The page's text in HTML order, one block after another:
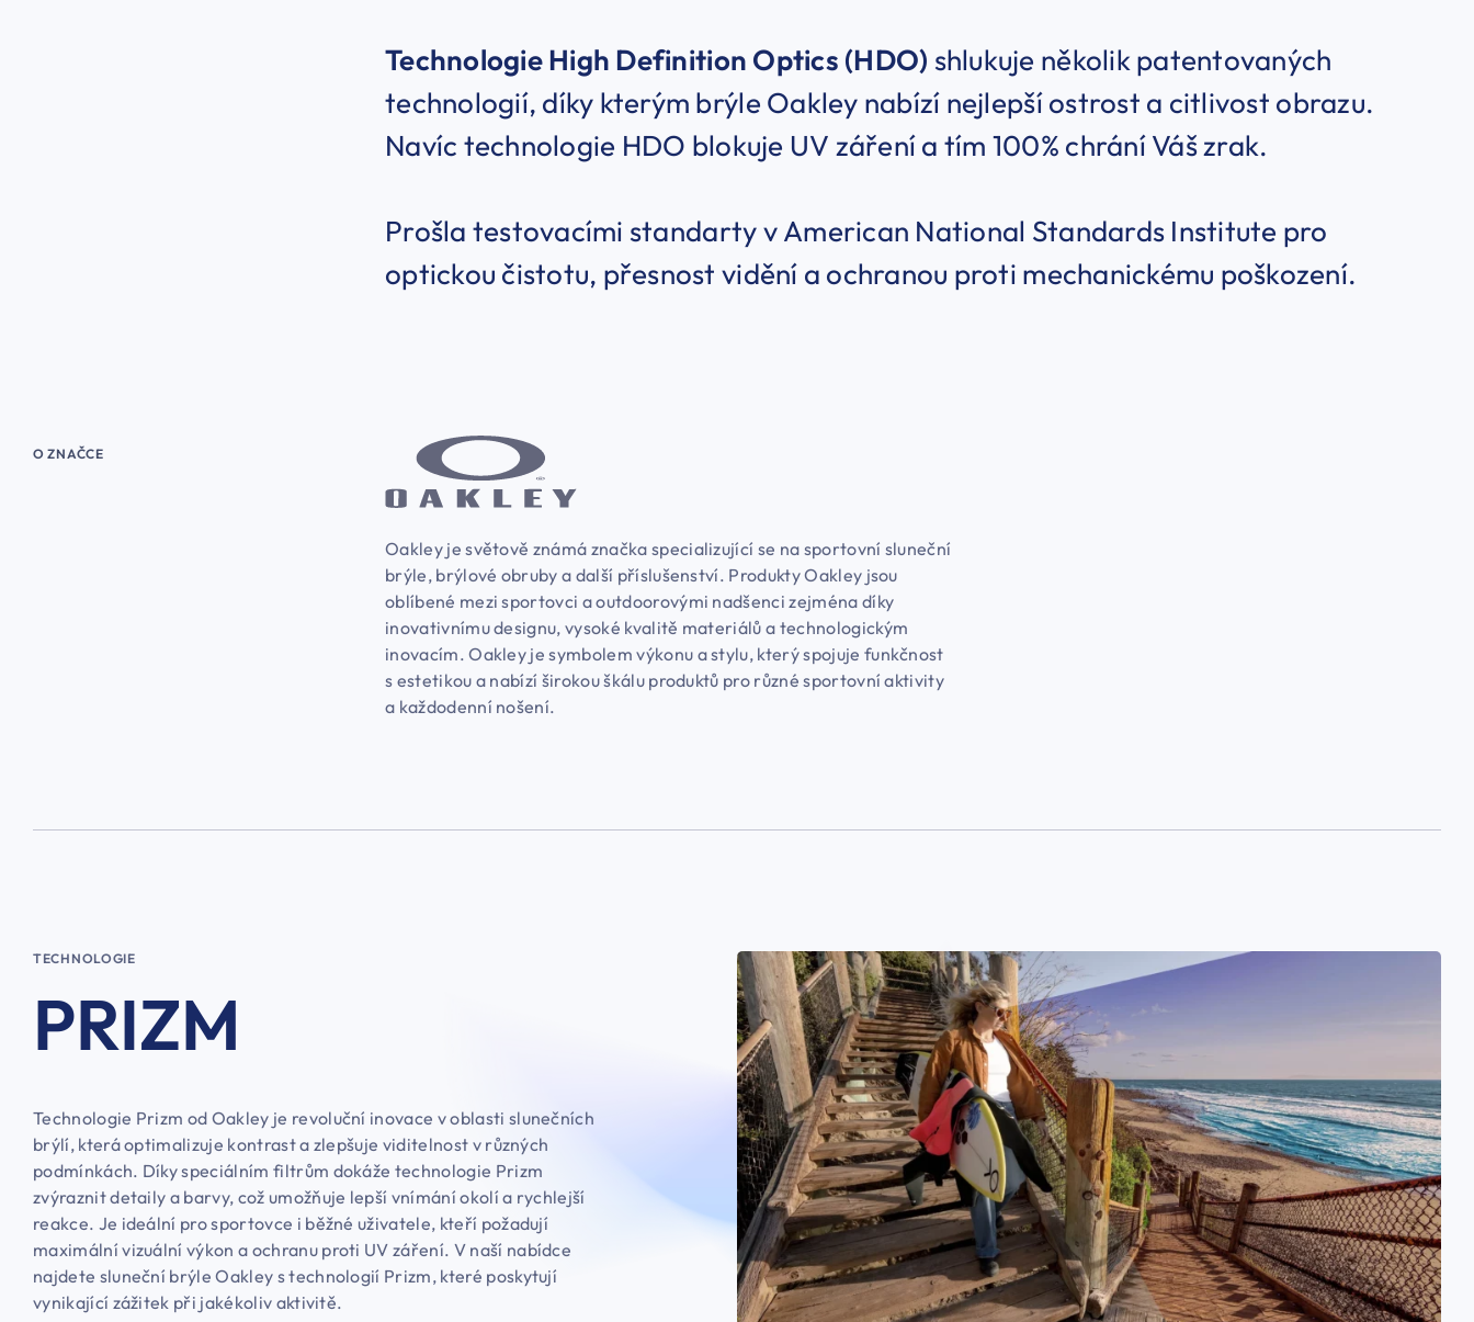
Technologie High Definition Optics (HDO) shlukuje několik patentovaných
technologií, díky kterým brýle Oakley nabízí nejlepší ostrost a citlivost obrazu.
Navíc technologie HDO blokuje UV záření a tím 100% chrání Váš zrak.
Prošla testovacími standarty v American National Standards Institute pro
optickou čistotu, přesnost vidění a ochranou proti mechanickému poškození.
O ZNAČCE
Oakley je světově známá značka specializující se na sportovní sluneční
brýle, brýlové obruby a další příslušenství. Produkty Oakley jsou
oblíbené mezi sportovci a outdoorovými nadšenci zejména díky
inovativnímu designu, vysoké kvalitě materiálů a technologickým
inovacím. Oakley je symbolem výkonu a stylu, který spojuje funkčnost
s estetikou a nabízí širokou škálu produktů pro různé sportovní aktivity
a každodenní nošení.
TECHNOLOGIE
PRIZM
Technologie Prizm od Oakley je revoluční inovace v oblasti slunečních
brýlí, která optimalizuje kontrast a zlepšuje viditelnost v různých
podmínkách. Díky speciálním filtrům dokáže technologie Prizm
zvýraznit detaily a barvy, což umožňuje lepší vnímání okolí a rychlejší
reakce. Je ideální pro sportovce i běžné uživatele, kteří požadují
maximální vizuální výkon a ochranu proti UV záření. V naší nabídce
najdete sluneční brýle Oakley s technologií Prizm, které poskytují
vynikající zážitek při jakékoliv aktivitě.